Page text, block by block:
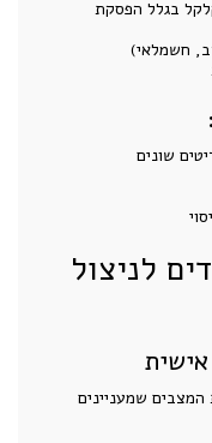
בגלל הפסקת
חשמלאי)
שונים
המעשי: 5 צעדים לניצול
שמעניינים